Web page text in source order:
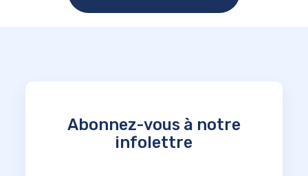
Abonnez-vous à notre
infolettre